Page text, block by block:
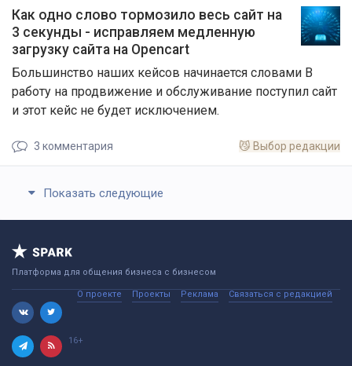
Как одно слово тормозило весь сайт на
3 секунды - исправляем медленную
загрузку сайта на Opencart
Большинство наших кейсов начинается словами В
работу на продвижение и обслуживание поступил сайт
и этот кейс не будет исключением.
😼 Выбор редакции
3 комментария
Показать следующие
Платформа для общения бизнеса с бизнесом
О проекте Проекты Реклама Связаться с редакцией
16+